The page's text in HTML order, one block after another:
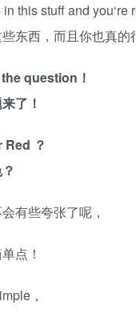
this stuff and
东西，而且你也真的
question！
了！
Red ？
有些夸张了呢，
点！
，